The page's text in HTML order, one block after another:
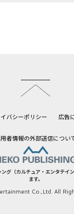
バシーポリシー 広告
者情報の外部送信につい
グ（カルチュア・エンタテイ
ます。
Co.,Ltd. All